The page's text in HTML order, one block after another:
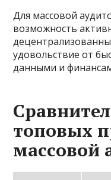
Для массовой
возможность
удовольствие от
данными и
топовых
массовой